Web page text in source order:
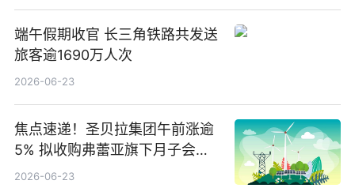
端午假期收官 长三角铁路共发送
旅客逾1690万人次
2026-06-23
焦点速递！圣贝拉集团午前涨逾
5% 拟收购弗蕾亚旗下月子会所
业务少数股权
2026-06-23